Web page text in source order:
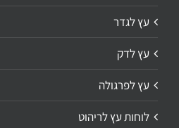
עץ לגדר
עץ לדק
עץ לפרגולה
לוחות עץ לריהוט